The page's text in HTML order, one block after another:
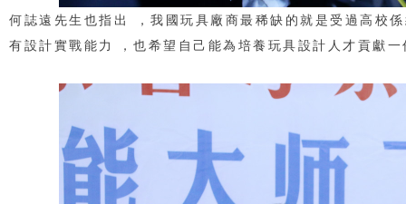
何誌遠先生也指出，我國玩具廠商最稀缺的就是受過高校
有設計實戰能力，也希望自己能為培養玩具設計人才貢獻一